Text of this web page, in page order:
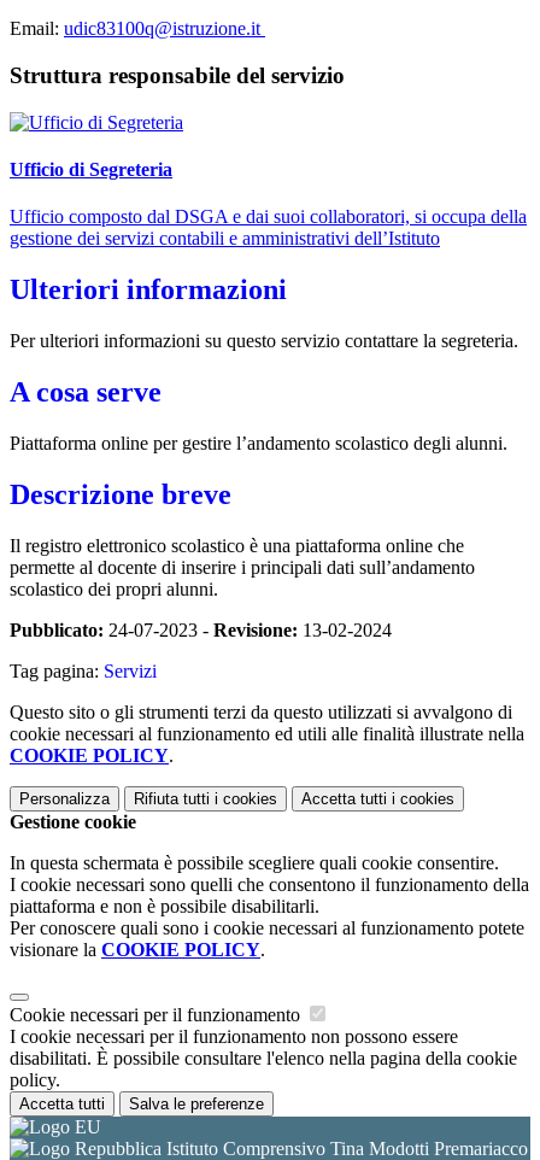
Email: udic83100q@istruzione.it
Struttura responsabile del servizio
Ufficio di Segreteria
Ufficio composto dal DSGA e dai suoi collaboratori, si occupa della
gestione dei servizi contabili e amministrativi dell’Istituto
Ulteriori informazioni
Per ulteriori informazioni su questo servizio contattare la segreteria.
A cosa serve
Piattaforma online per gestire l’andamento scolastico degli alunni.
Descrizione breve
Il registro elettronico scolastico è una piattaforma online che
permette al docente di inserire i principali dati sull’andamento
scolastico dei propri alunni.
Pubblicato: 24-07-2023 - Revisione: 13-02-2024
Tag pagina: Servizi
Questo sito o gli strumenti terzi da questo utilizzati si avvalgono di
cookie necessari al funzionamento ed utili alle finalità illustrate nella
COOKIE POLICY.
Personalizza Rifiuta tutti i cookies Accetta tutti i cookies
Gestione cookie
In questa schermata è possibile scegliere quali cookie consentire.
I cookie necessari sono quelli che consentono il funzionamento della
piattaforma e non è possibile disabilitarli.
Per conoscere quali sono i cookie necessari al funzionamento potete
visionare la COOKIE POLICY.
Cookie necessari per il funzionamento
I cookie necessari per il funzionamento non possono essere
disabilitati. È possibile consultare l'elenco nella pagina della cookie
policy.
Accetta tutti Salva le preferenze
Istituto Comprensivo Tina Modotti Premariacco